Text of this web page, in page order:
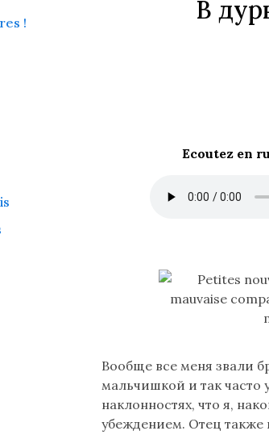
!
В
Ecoutez en
Lire
le
texte
en
Вообще все меня звали
мальчишкой и так часто
наклонностях, что я,
убеждением. Отец также